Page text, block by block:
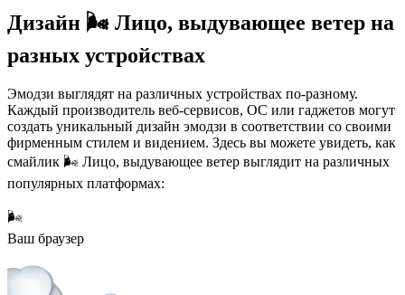
Дизайн 🌬️ Лицо, выдувающее ветер на
разных устройствах
Эмодзи выглядят на различных устройствах по-разному.
Каждый производитель веб-сервисов, ОС или гаджетов могут
создать уникальный дизайн эмодзи в соответствии со своими
фирменным стилем и видением. Здесь вы можете увидеть, как
смайлик 🌬️ Лицо, выдувающее ветер выглядит на различных
популярных платформах:
🌬️
Ваш браузер